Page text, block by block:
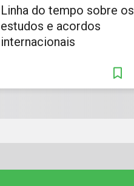
Linha do tempo sobre os
estudos e acordos
internacionais